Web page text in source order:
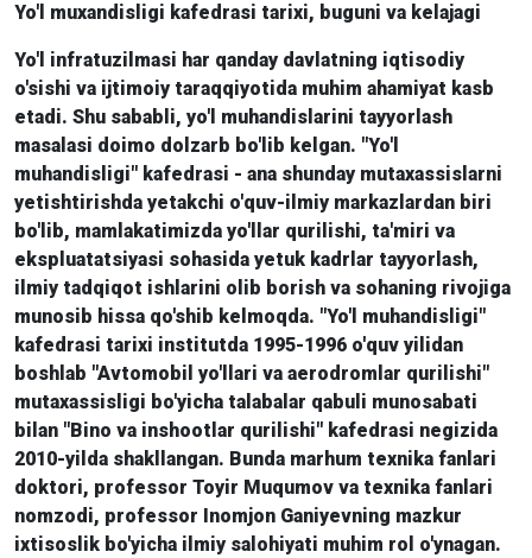
Yo'l muxandisligi kafedrasi tarixi, buguni va kelajagi
Yo'l infratuzilmasi har qanday davlatning iqtisodiy
o'sishi va ijtimoiy taraqqiyotida muhim ahamiyat kasb
etadi. Shu sababli, yo'l muhandislarini tayyorlash
masalasi doimo dolzarb bo'lib kelgan. "Yo'l
muhandisligi" kafedrasi - ana shunday mutaxassislarni
yetishtirishda yetakchi o'quv-ilmiy markazlardan biri
bo'lib, mamlakatimizda yo'llar qurilishi, ta'miri va
ekspluatatsiyasi sohasida yetuk kadrlar tayyorlash,
ilmiy tadqiqot ishlarini olib borish va sohaning rivojiga
munosib hissa qo'shib kelmoqda. "Yo'l muhandisligi"
kafedrasi tarixi institutda 1995-1996 o'quv yilidan
boshlab "Avtomobil yo'llari va aerodromlar qurilishi"
mutaxassisligi bo'yicha talabalar qabuli munosabati
bilan "Bino va inshootlar qurilishi" kafedrasi negizida
2010-yilda shakllangan. Bunda marhum texnika fanlari
doktori, professor Toyir Muqumov va texnika fanlari
nomzodi, professor Inomjon Ganiyevning mazkur
ixtisoslik bo'yicha ilmiy salohiyati muhim rol o'ynagan.